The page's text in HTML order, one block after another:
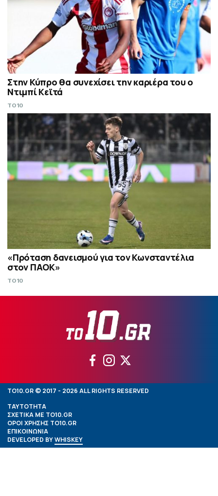
Στην Κύπρο θα συνεχίσει την καριέρα του ο
Ντιμπί Κεϊτά
TO10
«Πρόταση δανεισμού για τον Κωνσταντέλια
στον ΠΑΟΚ»
TO10
TO10.GR © 2017 - 2026 ALL RIGHTS RESERVED
ΤΑΥΤΟΤΗΤΑ
ΣΧΕΤΙΚΑ ΜΕ TO10.GR
ΟΡΟΙ ΧΡΗΣΗΣ TO10.GR
ΕΠΙΚΟΙΝΩΝΙΑ
DEVELOPED BYWHISKEY